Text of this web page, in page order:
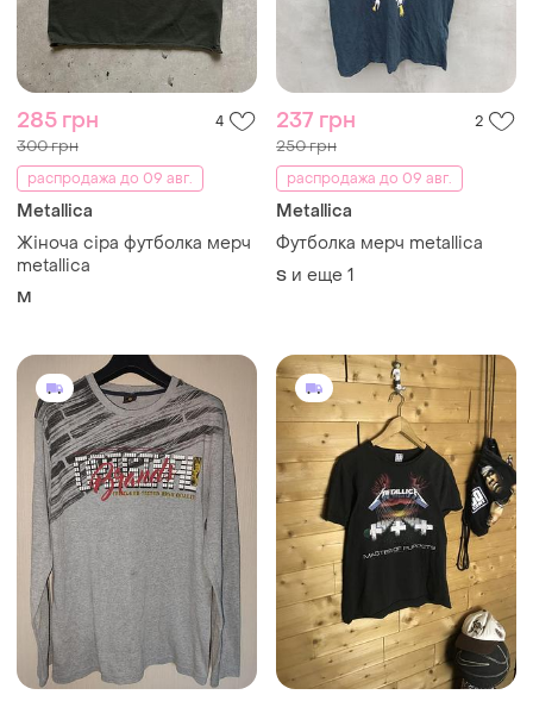
285 грн 4
300 грн
распродажа до 09 авг.
Metallica
Жіноча сіра футболка мерч
metallica
M
237 грн 2
250 грн
распродажа до 09 авг.
Metallica
Футболка мерч metallica
S и еще 1